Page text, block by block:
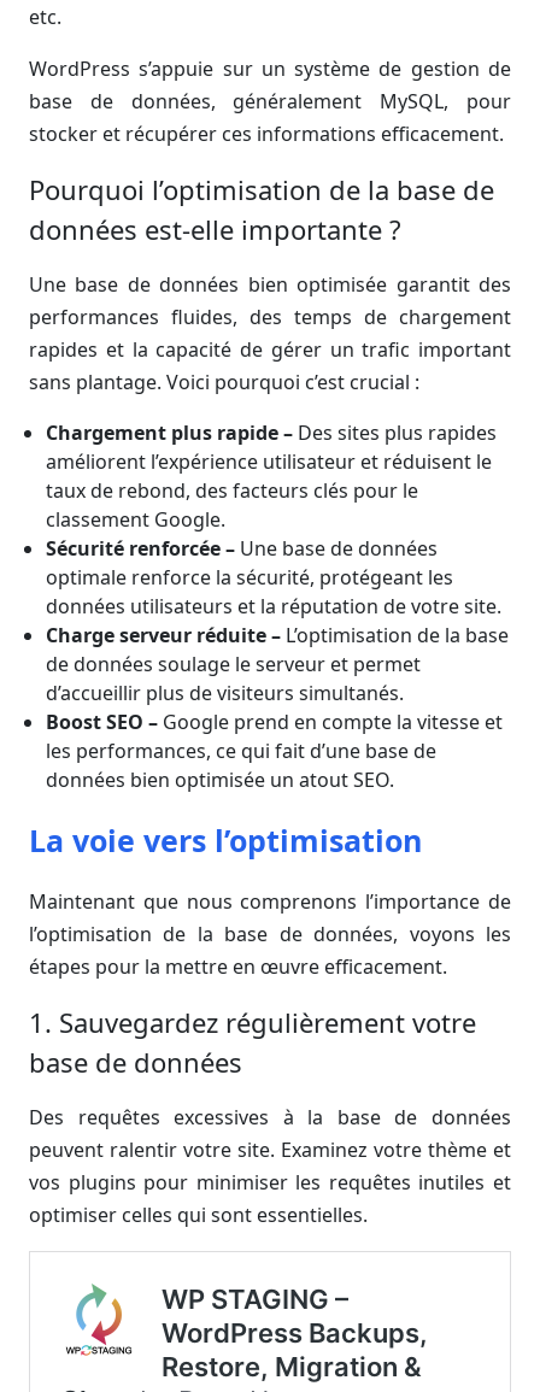
etc.
WordPress s’appuie sur un système de gestion de
base de données, généralement MySQL, pour
stocker et récupérer ces informations efficacement.
Pourquoi l’optimisation de la base de
données est-elle importante ?
Une base de données bien optimisée garantit des
performances fluides, des temps de chargement
rapides et la capacité de gérer un trafic important
sans plantage. Voici pourquoi c’est crucial :
Chargement plus rapide – Des sites plus rapides
améliorent l’expérience utilisateur et réduisent le
taux de rebond, des facteurs clés pour le
classement Google.
Sécurité renforcée – Une base de données
optimale renforce la sécurité, protégeant les
données utilisateurs et la réputation de votre site.
Charge serveur réduite – L’optimisation de la base
de données soulage le serveur et permet
d’accueillir plus de visiteurs simultanés.
Boost SEO – Google prend en compte la vitesse et
les performances, ce qui fait d’une base de
données bien optimisée un atout SEO.
La voie vers l’optimisation
Maintenant que nous comprenons l’importance de
l’optimisation de la base de données, voyons les
étapes pour la mettre en œuvre efficacement.
1. Sauvegardez régulièrement votre
base de données
Des requêtes excessives à la base de données
peuvent ralentir votre site. Examinez votre thème et
vos plugins pour minimiser les requêtes inutiles et
optimiser celles qui sont essentielles.